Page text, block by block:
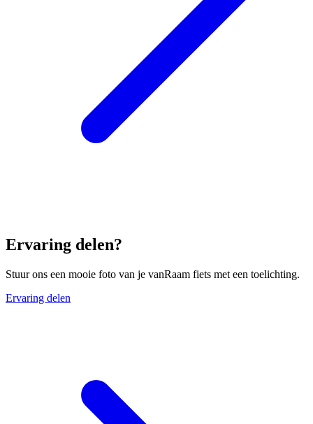
Ervaring delen?
Stuur ons een mooie foto van je vanRaam fiets met een toelichting.
Ervaring delen